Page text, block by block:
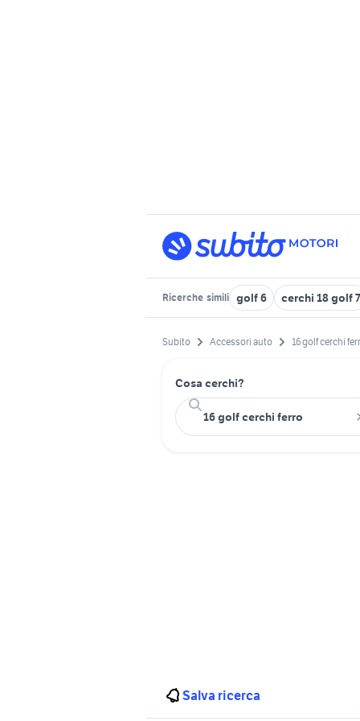
Ricerche simili golf 6 cerchi 18 golf 7
Subito Accessori auto 16 golf cerchi
Cosa cerchi?
Salva ricerca